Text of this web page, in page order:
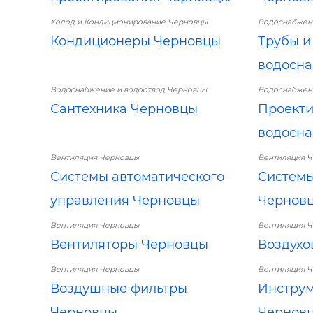
Холод и Кондиционирование Черновцы
Кондиционеры Черновцы
Трубы
Водоснабжение и водоотвод Черновцы
Сантехника Черновцы
Вентиляция Черновцы
Системы автоматического
управления Черновцы
Вентиляция
Вентиляция Черновцы
Вентиляторы Черновцы
Вентиляция
Вентиляция Черновцы
Воздушные фильтры
Вентиляция